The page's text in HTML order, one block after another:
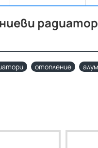
отопление